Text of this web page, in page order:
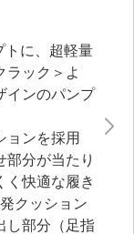
トに、超軽量
ラック＞よ
インのパンプ
ョンを採用
部分が当たり
く快適な履き
クッション
し部分（足指